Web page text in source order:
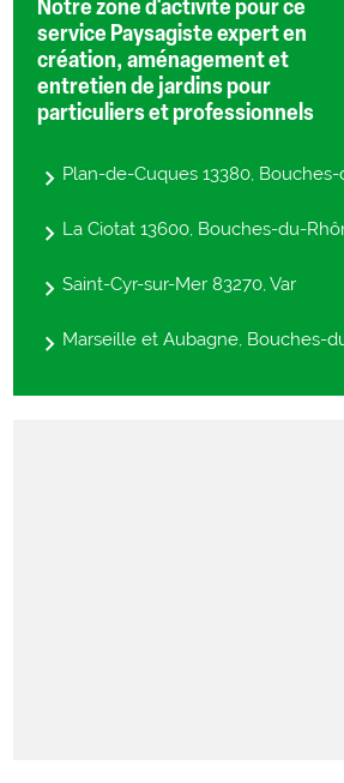
Notre zone d'activité pour ce
service Paysagiste expert en
création, aménagement et
entretien de jardins pour
particuliers et professionnels
Plan-de-Cuques 13380,
La Ciotat 13600, Bouches-du-
Saint-Cyr-sur-Mer 83270, Var
Marseille et Aubagne, Bouches-